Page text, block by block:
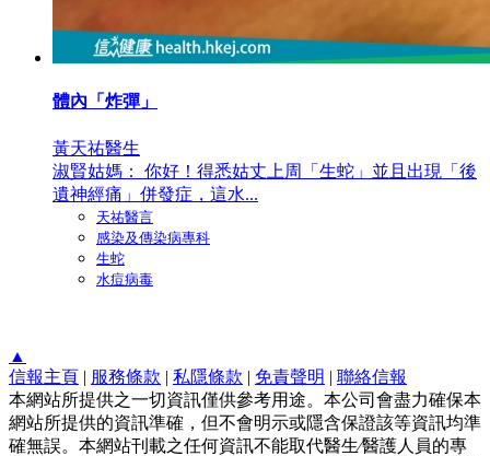
體內「炸彈」
黃天祐醫生
淑賢姑媽： 你好！得悉姑丈上周「生蛇」並且出現「後
遺神經痛」併發症，這水...
天祐醫言
感染及傳染病專科
生蛇
水痘病毒
▲
信報主頁 | 服務條款 | 私隱條款 | 免責聲明 | 聯絡信報
本網站所提供之一切資訊僅供參考用途。本公司會盡力確保本
網站所提供的資訊準確，但不會明示或隱含保證該等資訊均準
確無誤。本網站刊載之任何資訊不能取代醫生∕醫護人員的專